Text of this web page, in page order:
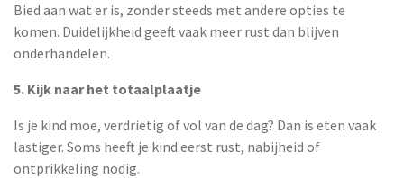
Bied aan wat er is, zonder steeds met andere opties te
komen. Duidelijkheid geeft vaak meer rust dan blijven
onderhandelen.
5. Kijk naar het totaalplaatje
Is je kind moe, verdrietig of vol van de dag? Dan is eten vaak
lastiger. Soms heeft je kind eerst rust, nabijheid of
ontprikkeling nodig.